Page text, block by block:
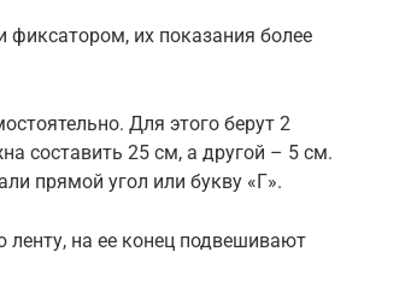
их показания более
Для этого берут 2
составить 25 см, а другой – 5 см.
прямой угол или букву «Г».
на ее конец подвешивают